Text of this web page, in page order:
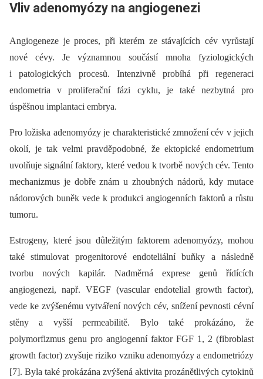
Vliv adenomyózy na angiogenezi
Angiogeneze je proces, při kterém ze stávajících cév vyrůstají
nové cévy. Je významnou součástí mnoha fyziologických
i patologických procesů. Intenzivně probíhá při regeneraci
endometria v proliferační fázi cyklu, je také nezbytná pro
úspěšnou implantaci embrya.
Pro ložiska adenomyózy je charakteristické zmnožení cév v jejich
okolí, je tak velmi pravděpodobné, že ektopické endometrium
uvolňuje signální faktory, které vedou k tvorbě nových cév. Tento
mechanizmus je dobře znám u zhoubných nádorů, kdy mutace
nádorových buněk vede k produkci angiogenních faktorů a růstu
tumoru.
Estrogeny, které jsou důležitým faktorem adenomyózy, mohou
také stimulovat progenitorové endoteliální buňky a následně
tvorbu nových kapilár. Nadměrná exprese genů řídících
angiogenezi, např. VEGF (vascular endotelial growth factor),
vede ke zvýšenému vytváření nových cév, snížení pevnosti cévní
stěny a vyšší permeabilitě. Bylo také prokázáno, že
polymorfizmus genu pro angiogenní faktor FGF 1, 2 (fibroblast
growth factor) zvyšuje riziko vzniku adenomyózy a endometriózy
[7]. Byla také prokázána zvýšená aktivita prozánětlivých cytokinů